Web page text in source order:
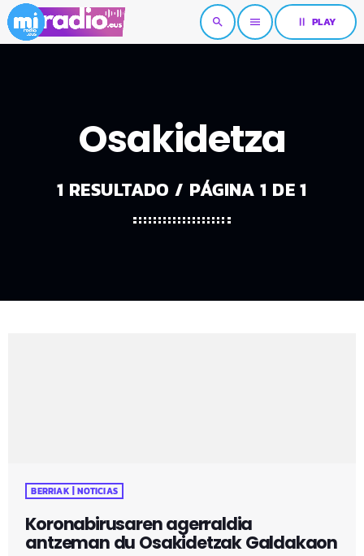
search menu pause PLAY
Osakidetza
1 RESULTADO / PÁGINA 1 DE 1
BERRIAK | NOTICIAS
Koronabirusaren agerraldia
antzeman du Osakidetzak Galdakaon